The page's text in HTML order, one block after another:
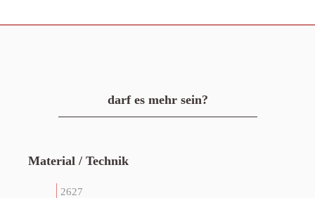
darf es mehr sein?
Material / Technik
2627